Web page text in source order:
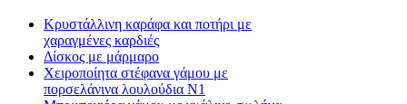
Κρυστάλλινη καράφα και ποτήρι με
χαραγμένες καρδιές
Δίσκος με μάρμαρο
Χειροποίητα στέφανα γάμου με
πορσελάνινα λουλούδια Ν1